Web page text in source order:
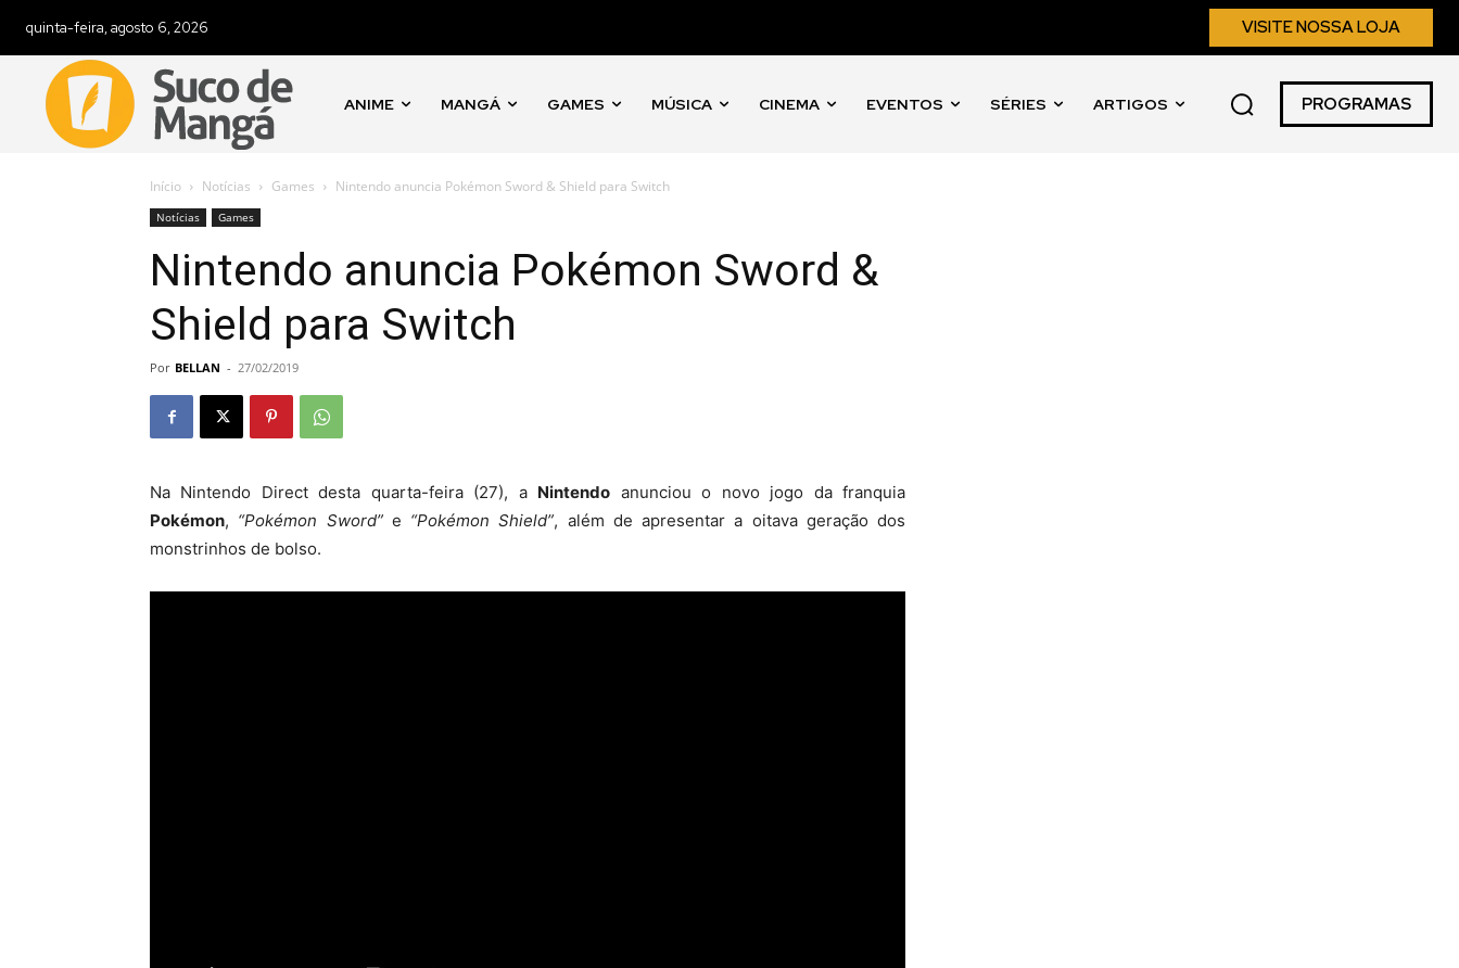
quinta-feira, agosto 6, 2026 VISITE NOSSA LOJA
ANIME MANGÁ GAMES MÚSICA CINEMA EVENTOS SÉRIES ARTIGOS PROGRAMAS
Início Notícias Games Nintendo anuncia Pokémon Sword & Shield para Switch
Notícias Games
Nintendo anuncia Pokémon Sword &
Shield para Switch
Por BELLAN - 27/02/2019
Na Nintendo Direct desta quarta-feira (27), a Nintendo anunciou o novo jogo da franquia
Pokémon, “Pokémon Sword”e “Pokémon Shield”, além de apresentar a oitava geração dos
monstrinhos de bolso.